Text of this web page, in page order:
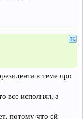
в теме про
все исполнял, а
потому что ей